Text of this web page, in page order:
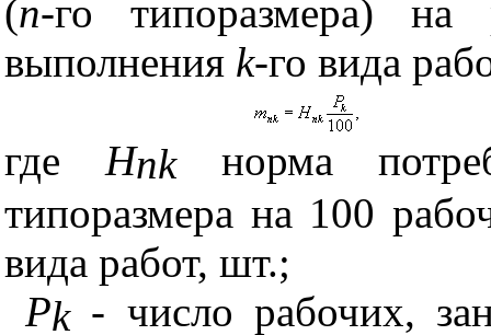
(n-го типоразмера) на
выполнения k-го вида
где Нnkнорма
типоразмера на 100
вида работ, шт.;
Рk- число рабочих,